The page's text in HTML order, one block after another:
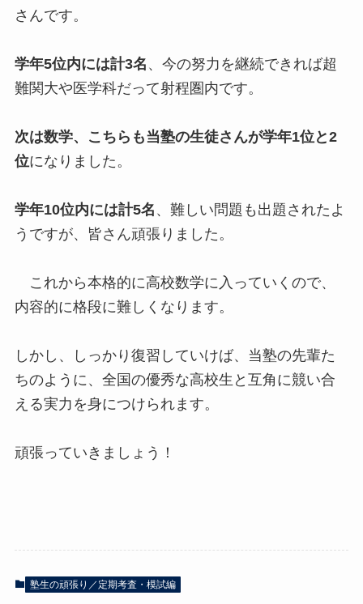
さんです。
学年5位内には計3名 、今の努力を継続できれば超
難関大や医学科だって射程圏内です。
次は数学、こちらも当塾の生徒さんが学年1位と2
位になりました。
学年10位内には計5名 、難しい問題も出題されたよ
うですが、皆さん頑張りました。
これから本格的に高校数学に入っていくので、
内容的に格段に難しくなります。
しかし、しっかり復習していけば、当塾の先輩た
ちのように、全国の優秀な高校生と互角に競い合
える実力を身につけられます。
頑張っていきましょう！
塾生の頑張り／定期考査・模試編